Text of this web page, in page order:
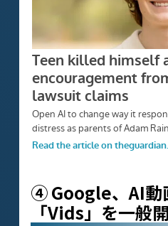
④ Google、AI動
「Vids」を一般